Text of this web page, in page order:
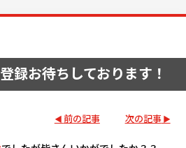
展示車・試乗車
店舗情報
録お待ちしております！
前の記事 次の記事